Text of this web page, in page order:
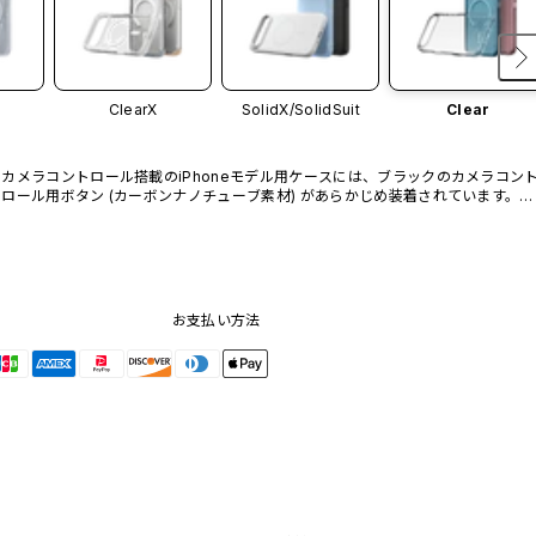
ClearX SolidX/SolidSuit Clear
カメラコントロール搭載のiPhoneモデル用ケースには、ブラックのカメラコン
ロール用ボタン (カーボンナノチューブ素材) があらかじめ装着されています。他
お支払い方法